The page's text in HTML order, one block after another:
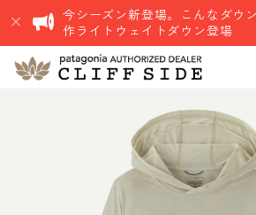
今シーズン新登場。こんなダウ
作ライトウェイトダウン登場